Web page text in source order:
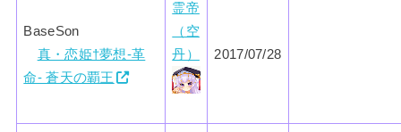
BaseSon
真・恋姫†夢想-革
命- 蒼天の覇王
霊帝
（空
丹）
2017/07/28